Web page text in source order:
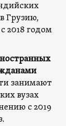
Грузию,
2018 годом
занимают
вузах
с 2019